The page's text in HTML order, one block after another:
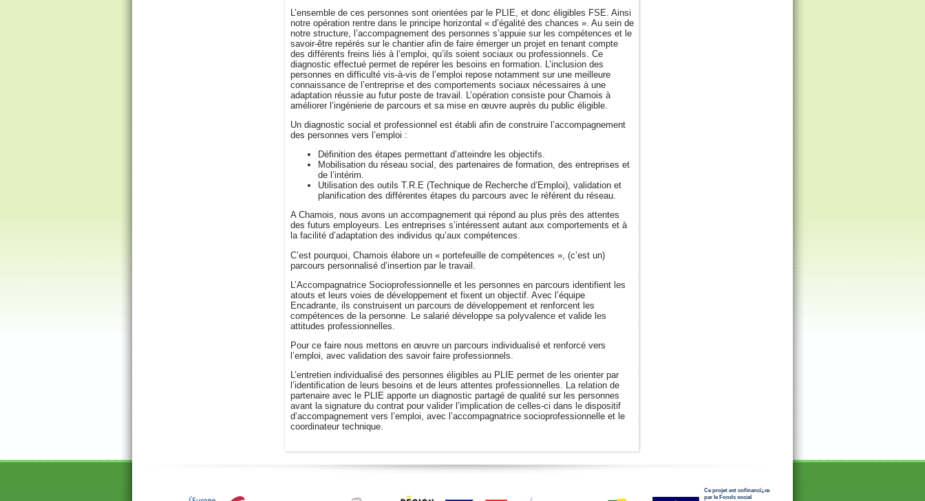
L’ensemble de ces personnes sont orientées par le PLIE, et donc éligibles FSE. Ainsi
notre opération rentre dans le principe horizontal « d’égalité des chances ». Au sein de
notre structure, l’accompagnement des personnes s’appuie sur les compétences et le
savoir-être repérés sur le chantier afin de faire émerger un projet en tenant compte
des différents freins liés à l’emploi, qu’ils soient sociaux ou professionnels. Ce
diagnostic effectué permet de repérer les besoins en formation. L’inclusion des
personnes en difficulté vis-à-vis de l’emploi repose notamment sur une meilleure
connaissance de l’entreprise et des comportements sociaux nécessaires à une
adaptation réussie au futur poste de travail. L’opération consiste pour Chamois à
améliorer l’ingénierie de parcours et sa mise en œuvre auprès du public éligible.
Un diagnostic social et professionnel est établi afin de construire l’accompagnement
des personnes vers l’emploi :
Définition des étapes permettant d’atteindre les objectifs.
Mobilisation du réseau social, des partenaires de formation, des entreprises et
de l’intérim.
Utilisation des outils T.R.E (Technique de Recherche d’Emploi), validation et
planification des différentes étapes du parcours avec le référent du réseau.
A Chamois, nous avons un accompagnement qui répond au plus près des attentes
des futurs employeurs. Les entreprises s’intéressent autant aux comportements et à
la facilité d’adaptation des individus qu’aux compétences.
C’est pourquoi, Chamois élabore un « portefeuille de compétences », (c’est un)
parcours personnalisé d’insertion par le travail.
L’Accompagnatrice Socioprofessionnelle et les personnes en parcours identifient les
atouts et leurs voies de développement et fixent un objectif. Avec l’équipe
Encadrante, ils construisent un parcours de développement et renforcent les
compétences de la personne. Le salarié développe sa polyvalence et valide les
attitudes professionnelles.
Pour ce faire nous mettons en œuvre un parcours individualisé et renforcé vers
l’emploi, avec validation des savoir faire professionnels.
L’entretien individualisé des personnes éligibles au PLIE permet de les orienter par
l’identification de leurs besoins et de leurs attentes professionnelles. La relation de
partenaire avec le PLIE apporte un diagnostic partagé de qualité sur les personnes
avant la signature du contrat pour valider l’implication de celles-ci dans le dispositif
d’accompagnement vers l’emploi, avec l’accompagnatrice socioprofessionnelle et le
coordinateur technique.
Ce projet est cofinancï¿œ
par le Fonds social